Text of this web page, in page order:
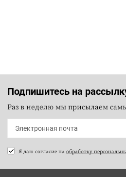
Подпишитесь на
Раз в неделю мы присылаем
Я даю согласие на обработку